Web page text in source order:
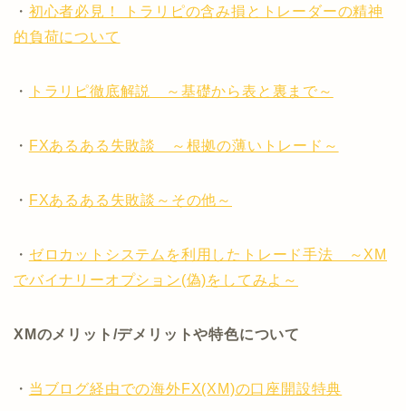
・ 初心者必見！ トラリピの含み損とトレーダーの精神
的負荷について
・ トラリピ徹底解説 ～基礎から表と裏まで～
・ FXあるある失敗談 ～根拠の薄いトレード～
・ FXあるある失敗談～その他～
・ ゼロカットシステムを利用したトレード手法 ～XM
でバイナリーオプション(偽)をしてみよ～
XMのメリット/デメリットや特色について
・ 当ブログ経由での海外FX(XM)の口座開設特典